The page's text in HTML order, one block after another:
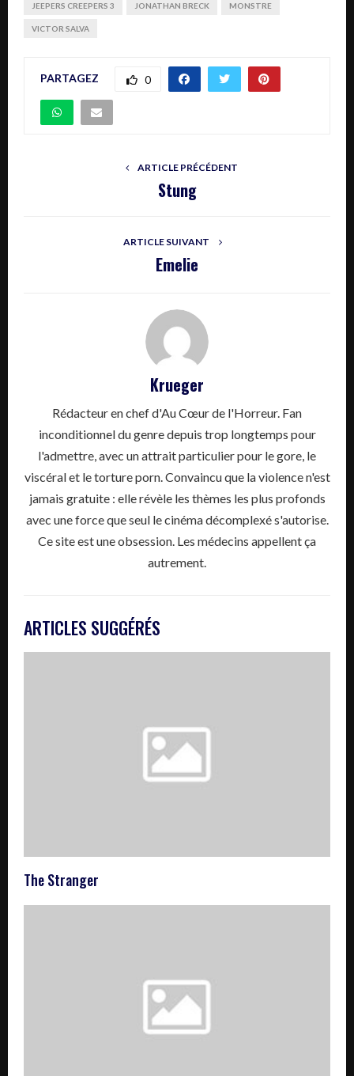
JEEPERS CREEPERS 3 JONATHAN BRECK MONSTRE
VICTOR SALVA
PARTAGEZ 0
ARTICLE PRÉCÉDENT
Stung
ARTICLE SUIVANT
Emelie
Krueger
Rédacteur en chef d'Au Cœur de l'Horreur. Fan
inconditionnel du genre depuis trop longtemps pour
l'admettre, avec un attrait particulier pour le gore, le
viscéral et le torture porn. Convaincu que la violence n'est
jamais gratuite : elle révèle les thèmes les plus profonds
avec une force que seul le cinéma décomplexé s'autorise.
Ce site est une obsession. Les médecins appellent ça
autrement.
ARTICLES SUGGÉRÉS
The Stranger